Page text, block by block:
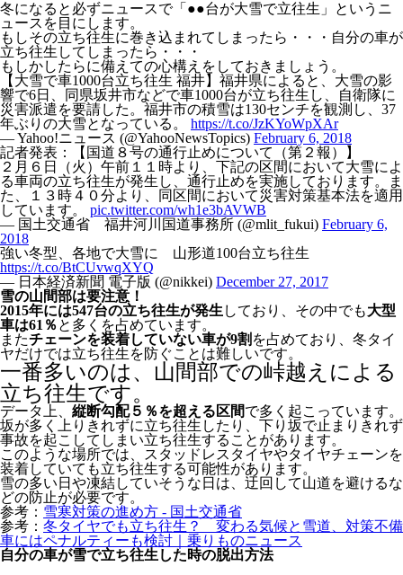
冬になると必ずニュースで「●●台が大雪で立往生」というニ
ュースを目にします。
もしその立ち往生に巻き込まれてしまったら・・・自分の車が
立ち往生してしまったら・・・
もしかしたらに備えての心構えをしておきましょう。
【大雪で車1000台立ち往生 福井】福井県によると、大雪の影
響で6日、同県坂井市などで車1000台が立ち往生し、自衛隊に
災害派遣を要請した。福井市の積雪は130センチを観測し、37
年ぶりの大雪となっている。 https://t.co/JzKYoWpXAr
— Yahoo!ニュース (@YahooNewsTopics) February 6, 2018
記者発表：【国道８号の通行止めについて（第２報）】
２月６日（火）午前１１時より、下記の区間において大雪によ
る車両の立ち往生が発生し、通行止めを実施しております。ま
た、１３時４０分より、同区間において災害対策基本法を適用
しています。 pic.twitter.com/wh1e3bAVWB
— 国土交通省 福井河川国道事務所 (@mlit_fukui) February 6,
2018
強い冬型、各地で大雪に 山形道100台立ち往生
https://t.co/BtCUvwqXYQ
— 日本経済新聞 電子版 (@nikkei) December 27, 2017
雪の山間部は要注意！
2015年には547台の立ち往生が発生 しており、その中でも大型
車は61％ と多くを占めています。
またチェーンを装着していない車が9割 を占めており、冬タイ
ヤだけでは立ち往生を防ぐことは難しいです。
一番多いのは、山間部での峠越えによる
立ち往生です。
データ上、 縦断勾配５％を超える区間で多く起こっています。
坂が多く上りきれずに立ち往生したり、下り坂で止まりきれず
事故を起こしてしまい立ち往生することがあります。
このような場所では、スタッドレスタイヤやタイヤチェーンを
装着していても立ち往生する可能性があります。
雪の多い日や凍結していそうな日は、迂回して山道を避けるな
どの防止が必要です。
参考： 雪寒対策の進め方 - 国土交通省
参考： 冬タイヤでも立ち往生？ 変わる気候と雪道、対策不備
車にはペナルティーも検討｜乗りものニュース
自分の車が雪で立ち往生した時の脱出方法